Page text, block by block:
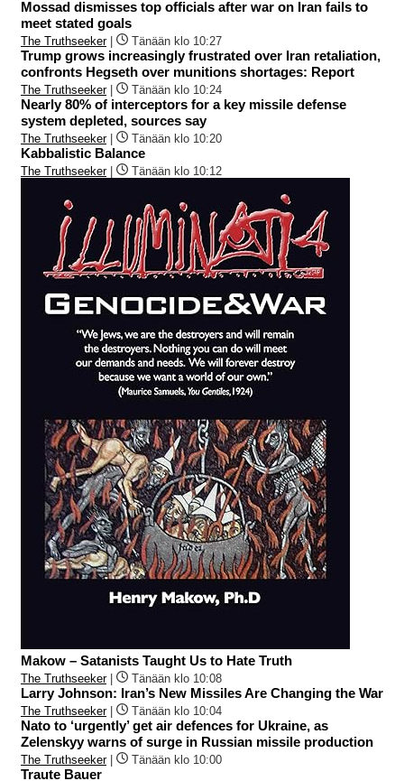
Mossad dismisses top officials after war on Iran fails to
meet stated goals
The Truthseeker| Tänään klo 10:27
Trump grows increasingly frustrated over Iran retaliation,
confronts Hegseth over munitions shortages: Report
The Truthseeker| Tänään klo 10:24
Nearly 80% of interceptors for a key missile defense
system depleted, sources say
The Truthseeker| Tänään klo 10:20
Kabbalistic Balance
The Truthseeker| Tänään klo 10:12
Makow – Satanists Taught Us to Hate Truth
The Truthseeker| Tänään klo 10:08
Larry Johnson: Iran’s New Missiles Are Changing the War
The Truthseeker| Tänään klo 10:04
Nato to ‘urgently’ get air defences for Ukraine, as
Zelenskyy warns of surge in Russian missile production
The Truthseeker| Tänään klo 10:00
Traute Bauer